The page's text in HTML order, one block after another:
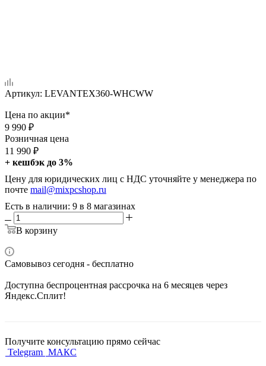
Артикул: LEVANTEX360-WHCWW
Цена по акции*
9 990 ₽
Розничная цена
11 990 ₽
+ кешбэк до 3%
Цену для юридических лиц с НДС уточняйте у менеджера по
почте mail@mixpcshop.ru
Есть в наличии: 9 в 8 магазинах
В корзину
Самовывоз сегодня - бесплатно
Доступна беспроцентная рассрочка на 6 месяцев через
Яндекс.Сплит!
Получите консультацию прямо сейчас
Telegram МАКС